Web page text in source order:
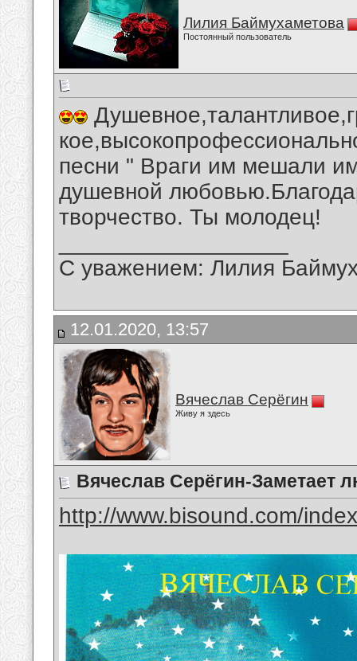
Лилия Баймухаметова
Постоянный пользователь
песни " Враги им мешали
душевной
творчество. Ты молодец!
С уважением: Лилия
12.01.2020, 13:57
Вячеслав Серёгин
Живу я здесь
Вячеслав Серёгин-Заметает
http://www.bisound.com/